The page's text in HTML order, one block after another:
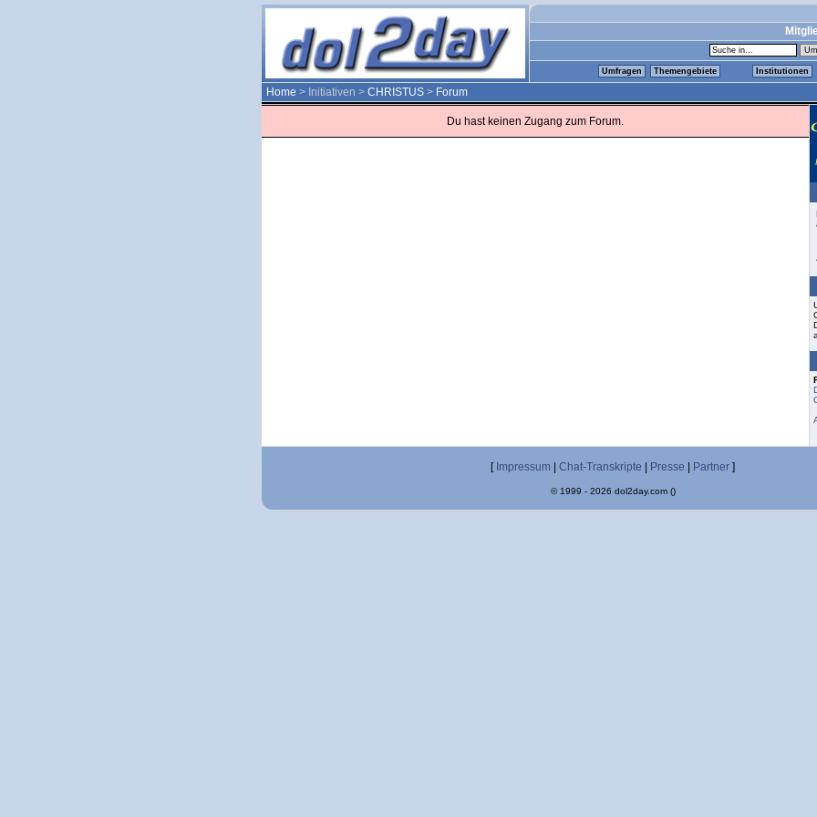
Umfragen Themengebiete Institutionen
Home > Initiativen > CHRISTUS > Forum
Du hast keinen Zugang zum Forum.
[ Impressum Chat-Transkripte Presse Partner ]
© 1999 - 2026 dol2day.com ()